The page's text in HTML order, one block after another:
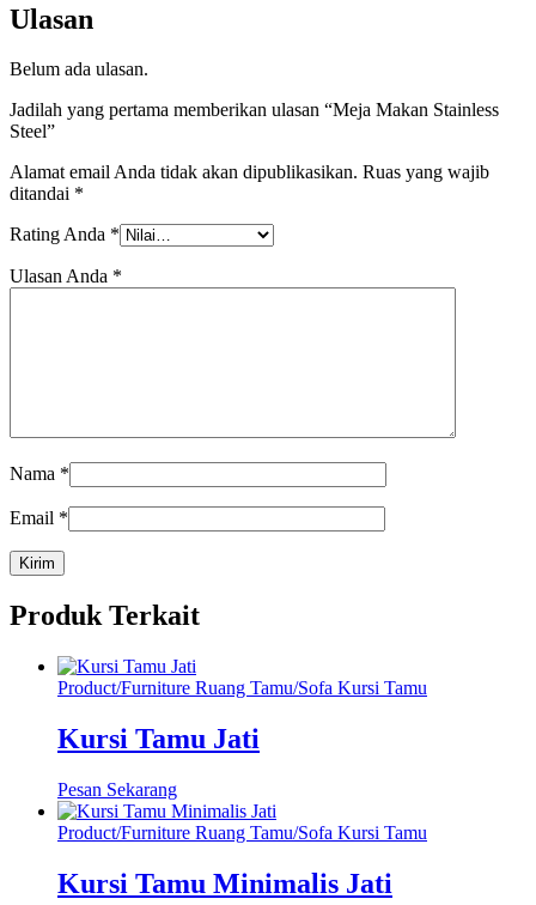
Ulasan
Belum ada ulasan.
Jadilah yang pertama memberikan ulasan “Meja Makan Stainless
Steel”
Alamat email Anda tidak akan dipublikasikan. Ruas yang wajib
ditandai *
Rating Anda *
Ulasan Anda *
Nama *
Email *
Produk Terkait
Product/Furniture Ruang Tamu/Sofa Kursi Tamu
Kursi Tamu Jati
Pesan Sekarang
Product/Furniture Ruang Tamu/Sofa Kursi Tamu
Kursi Tamu Minimalis Jati